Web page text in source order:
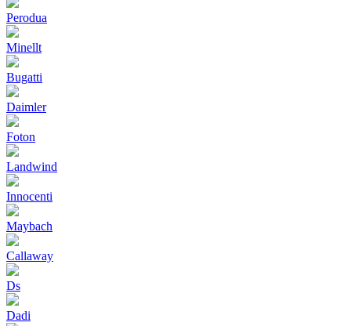
Perodua
Minellt
Bugatti
Daimler
Foton
Landwind
Innocenti
Maybach
Callaway
Ds
Dadi